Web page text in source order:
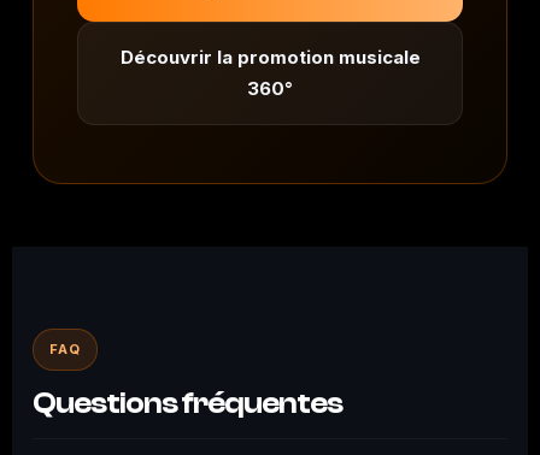
Découvrir la promotion musicale
360°
FAQ
Questions fréquentes